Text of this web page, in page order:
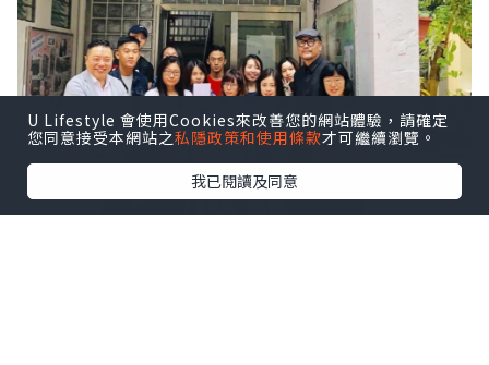
U Lifestyle 會使用Cookies來改善您的網站體驗，請確定
您同意接受本網站之私隱政策和使用條款才可繼續瀏覽。
我已閱讀及同意